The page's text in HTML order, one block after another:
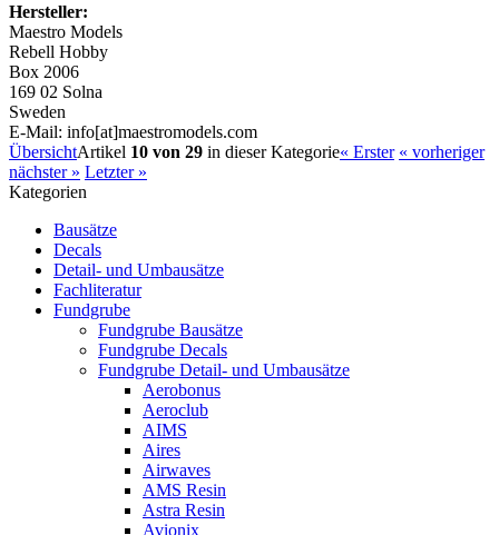
Hersteller:
Maestro Models
Rebell Hobby
Box 2006
169 02 Solna
Sweden
E-Mail: info[at]maestromodels.com
ÜbersichtArtikel 10 von 29 in dieser Kategorie« Erster « vorheriger
nächster » Letzter »
Kategorien
Bausätze
Decals
Detail- und Umbausätze
Fachliteratur
Fundgrube
Fundgrube Bausätze
Fundgrube Decals
Fundgrube Detail- und Umbausätze
Aerobonus
Aeroclub
AIMS
Aires
Airwaves
AMS Resin
Astra Resin
Avionix